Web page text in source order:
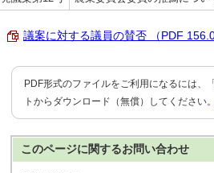
議案に対する議員の賛否 （PDF
PDF形式のファイルをご利用になるには
トからダウンロード（無償）してください。
このページに関するお問い合わせ